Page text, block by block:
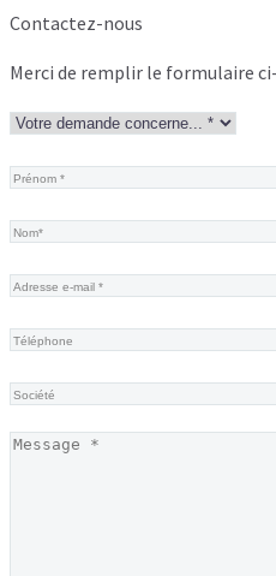
Contactez-nous
Merci de remplir le formulaire